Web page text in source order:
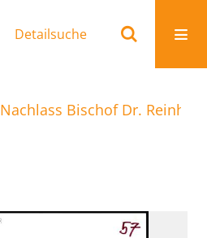
Detailsuche
Nachlass Bischof Dr.